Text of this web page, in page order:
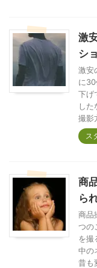
激
シ
激安
に
下げ
し
撮影
ス
商
ら
商品
つの
を撮
中の
昔も